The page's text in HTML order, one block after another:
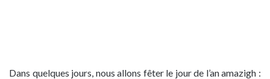
Dans quelques jours, nous allons fêter le jour de l’an amazigh :